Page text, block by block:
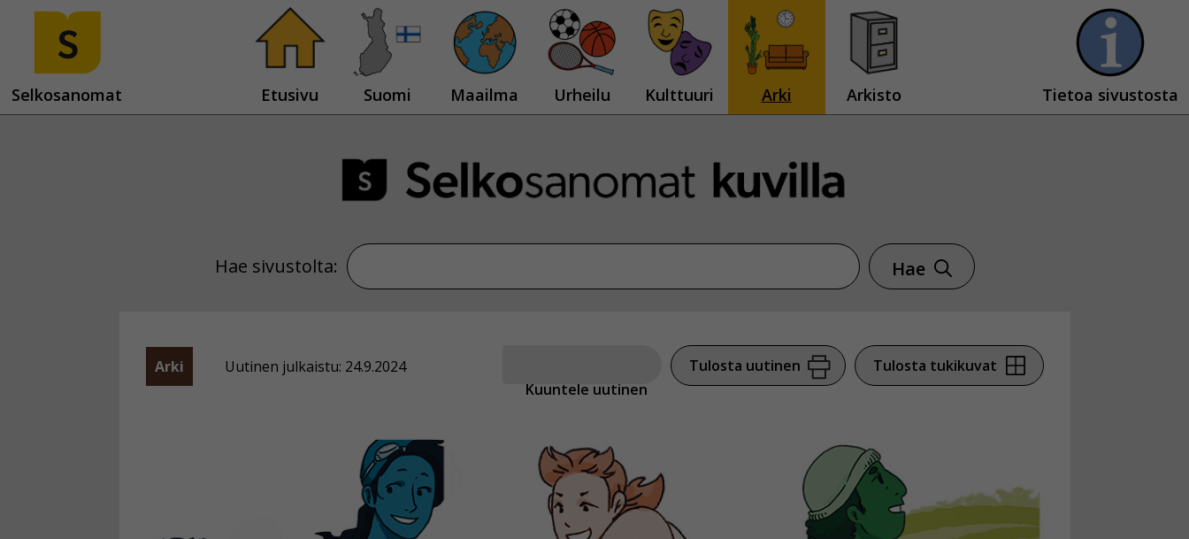
Selkosanomat Etusivu Suomi Maailma Urheilu Kulttuuri Arki Arkisto Tietoa sivustosta
Hae sivustolta: Hae
Arki
Uutinen julkaistu: 24.9.2024
Kuuntele uutinen
Tulosta uutinen Tulosta tukikuvat